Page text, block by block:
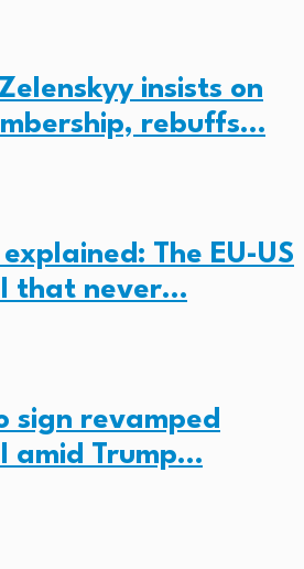
insists on
rebuffs…
The EU-US
that never…
sign revamped
amid Trump…